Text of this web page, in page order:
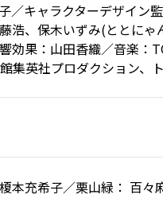
／キャラクターデザイン
浩、保木いずみ(ととに
効果：山田香織／音楽：
集英社プロダクション、
本充希子／栗山緑： 百々